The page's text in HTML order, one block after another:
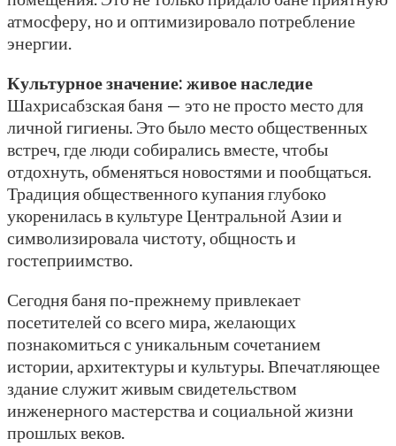
атмосферу, но и оптимизировало потребление
энергии.
Культурное значение: живое наследие
Шахрисабзская баня — это не просто место для
личной гигиены. Это было место общественных
встреч, где люди собирались вместе, чтобы
отдохнуть, обменяться новостями и пообщаться.
Традиция общественного купания глубоко
укоренилась в культуре Центральной Азии и
символизировала чистоту, общность и
гостеприимство.
Сегодня баня по-прежнему привлекает
посетителей со всего мира, желающих
познакомиться с уникальным сочетанием
истории, архитектуры и культуры. Впечатляющее
здание служит живым свидетельством
инженерного мастерства и социальной жизни
прошлых веков.